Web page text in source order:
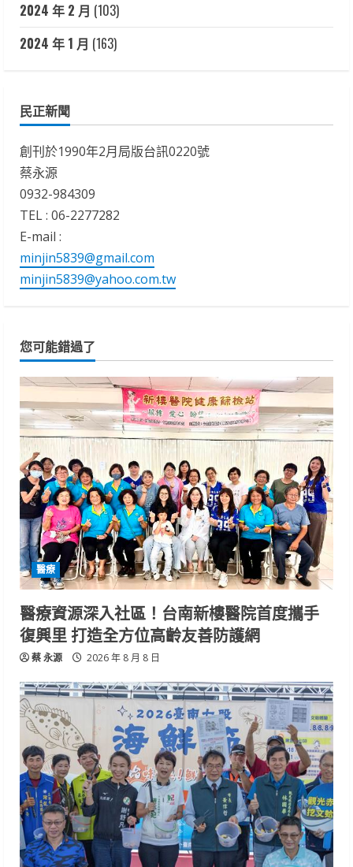
2024 年 2 月 (103)
2024 年 1 月 (163)
民正新聞
創刊於1990年2月局版台訊0220號
蔡永源
0932-984309
TEL : 06-2277282
E-mail :
minjin5839@gmail.com
minjin5839@yahoo.com.tw
您可能錯過了
醫療
醫療資源深入社區！台南新樓醫院首度攜手
復興里 打造全方位高齡友善防護網
蔡 永源 2026 年 8 月 8 日